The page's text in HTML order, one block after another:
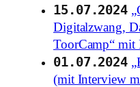
15.07.2024
Digitalzwang,
ToorCamp“ mit
01.07.2024
(mit Interview